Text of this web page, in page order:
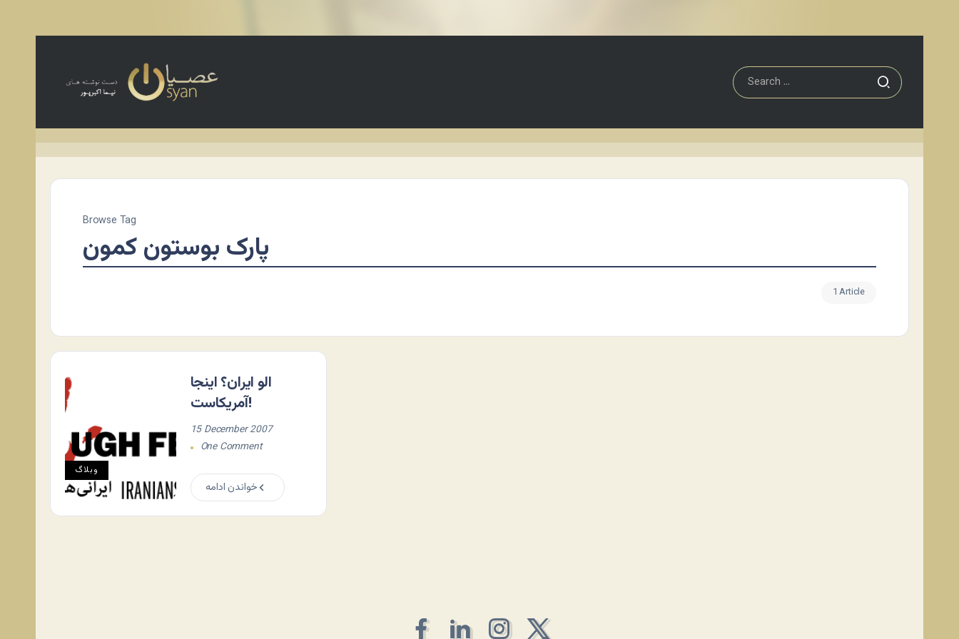
Browse Tag
پارک بوستون کمون
1 Article
وبلاگ
الو ایران؟ اینجا
آمریکاست!
15 December 2007
One Comment
خواندن ادامه